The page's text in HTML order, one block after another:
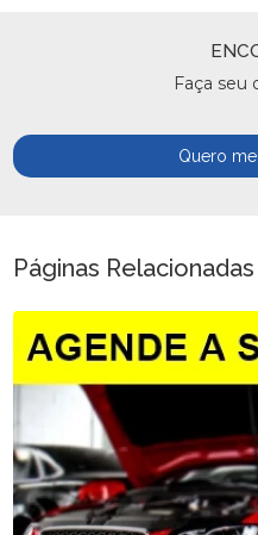
Faça seu
Quero
Páginas Relacionadas